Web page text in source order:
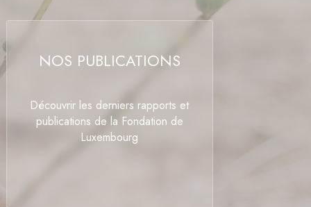
NOS PUBLICATIONS
Découvrir les derniers rapports et
publications de la Fondation de
Luxembourg